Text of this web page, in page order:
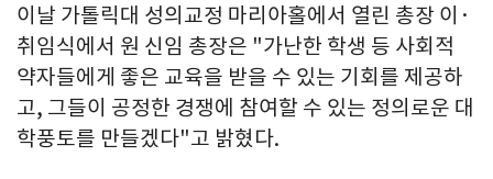
이날 가톨릭대 성의교정 마리아홀에서 열린 총장 이·
취임식에서 원 신임 총장은 "가난한 학생 등 사회적
약자들에게 좋은 교육을 받을 수 있는 기회를 제공하
고, 그들이 공정한 경쟁에 참여할 수 있는 정의로운 대
학풍토를 만들겠다"고 밝혔다.